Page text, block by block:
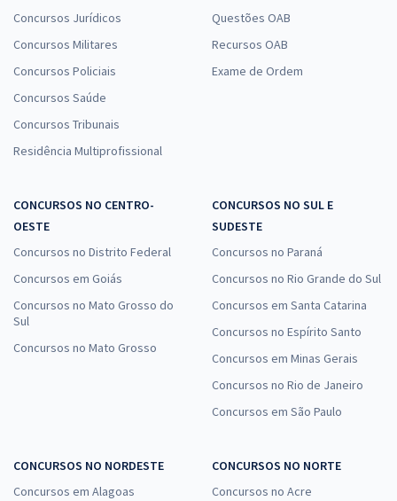
Concursos Jurídicos
Concursos Militares
Concursos Policiais
Concursos Saúde
Concursos Tribunais
Residência Multiprofissional
Questões OAB
Recursos OAB
Exame de Ordem
CONCURSOS NO CENTRO-
OESTE
Concursos no Distrito Federal
Concursos em Goiás
Concursos no Mato Grosso do
Sul
Concursos no Mato Grosso
CONCURSOS NO SUL E
SUDESTE
Concursos no Paraná
Concursos no Rio Grande do Sul
Concursos em Santa Catarina
Concursos no Espírito Santo
Concursos em Minas Gerais
Concursos no Rio de Janeiro
Concursos em São Paulo
CONCURSOS NO NORDESTE
Concursos em Alagoas
CONCURSOS NO NORTE
Concursos no Acre